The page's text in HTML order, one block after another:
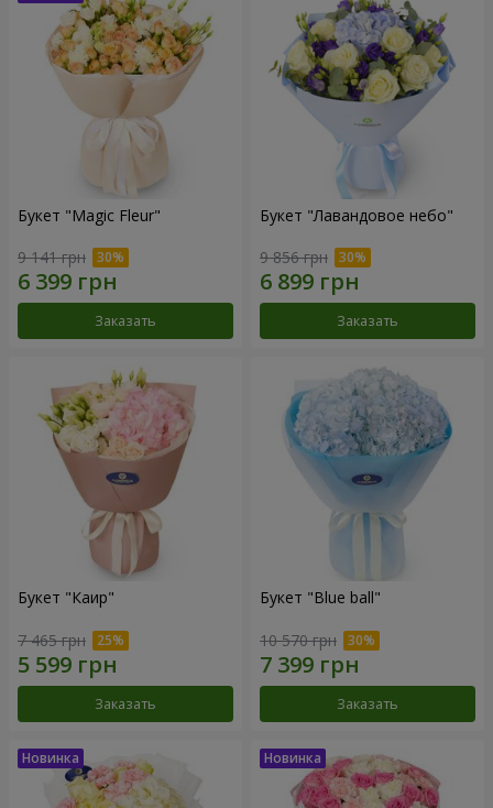
Букет "Magic Fleur"
9 141 грн
Заказать
Букет "Лавандовое небо"
9 856 грн
Заказать
Букет "Каир"
7 465 грн
Заказать
Букет "Blue ball"
10 570 грн
Заказать